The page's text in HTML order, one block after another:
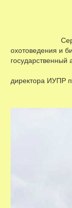
Сергей
охотоведения и
им. А.А.
директора ИУПР